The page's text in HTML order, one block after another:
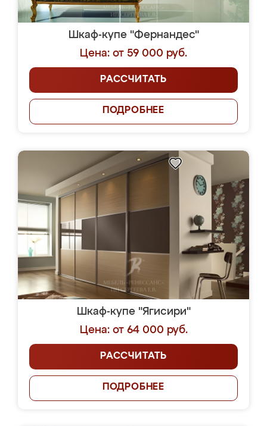
Шкаф-купе "Фернандес"
Цена: от 59 000 руб.
РАССЧИТАТЬ
ПОДРОБНЕЕ
Шкаф-купе "Ягисири"
Цена: от 64 000 руб.
РАССЧИТАТЬ
ПОДРОБНЕЕ